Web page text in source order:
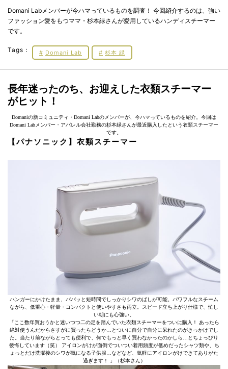
Domani Labメンバーが今ハマっているものを調査！ 今回紹介するのは、強い
ファッション愛をもつママ・杉本緑さんが愛用しているハンディスチーマー
です。
Tags： Domani Lab 杉本 緑
長年迷ったのち、お迎えした衣類スチーマー
がヒット！
Domaniの新コミュニティ・Domani Labのメンバーが、今ハマっているものを紹介。今回は
Domani Labメンバー・アパレル会社勤務の杉本緑さんが最近購入したという衣類スチーマー
です。
【パナソニック】衣類スチーマー
ハンガーにかけたまま、パパッと短時間でしっかりシワのばしが可能。パワフルなスチーム
ながら、低重心・軽量・コンパクトと使いやすさも両立。スピード立ち上がり仕様で、忙し
い朝にも心強い。
「ここ数年買おうかと迷いつつ二の足を踏んでいた衣類スチーマーをついに購入！ あったら
絶対使うんだからさすがに買ったらどうか…とついに自分で自分に呆れたのがきっかけでし
た。当たり前ながらとっても便利で、何でもっと早く買わなかったのかしら…とちょっぴり
後悔しています（笑） アイロンがけが面倒でついつい着用頻度が低めだったシャツ類や、ち
ょっとだけ洗濯後のシワが気になる子供服…などなど、気軽にアイロンがけできてありがた
過ぎます！ 」（杉本さん）